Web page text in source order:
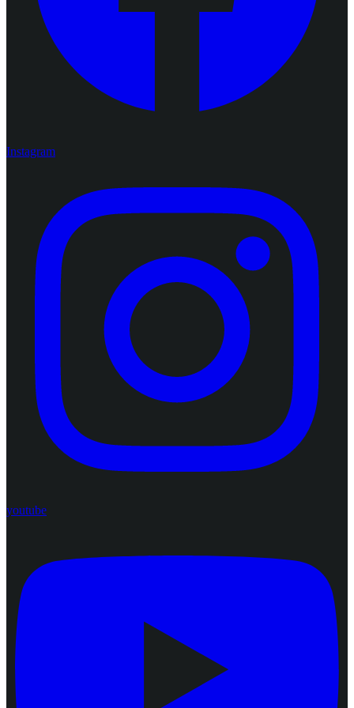
Instagram
youtube